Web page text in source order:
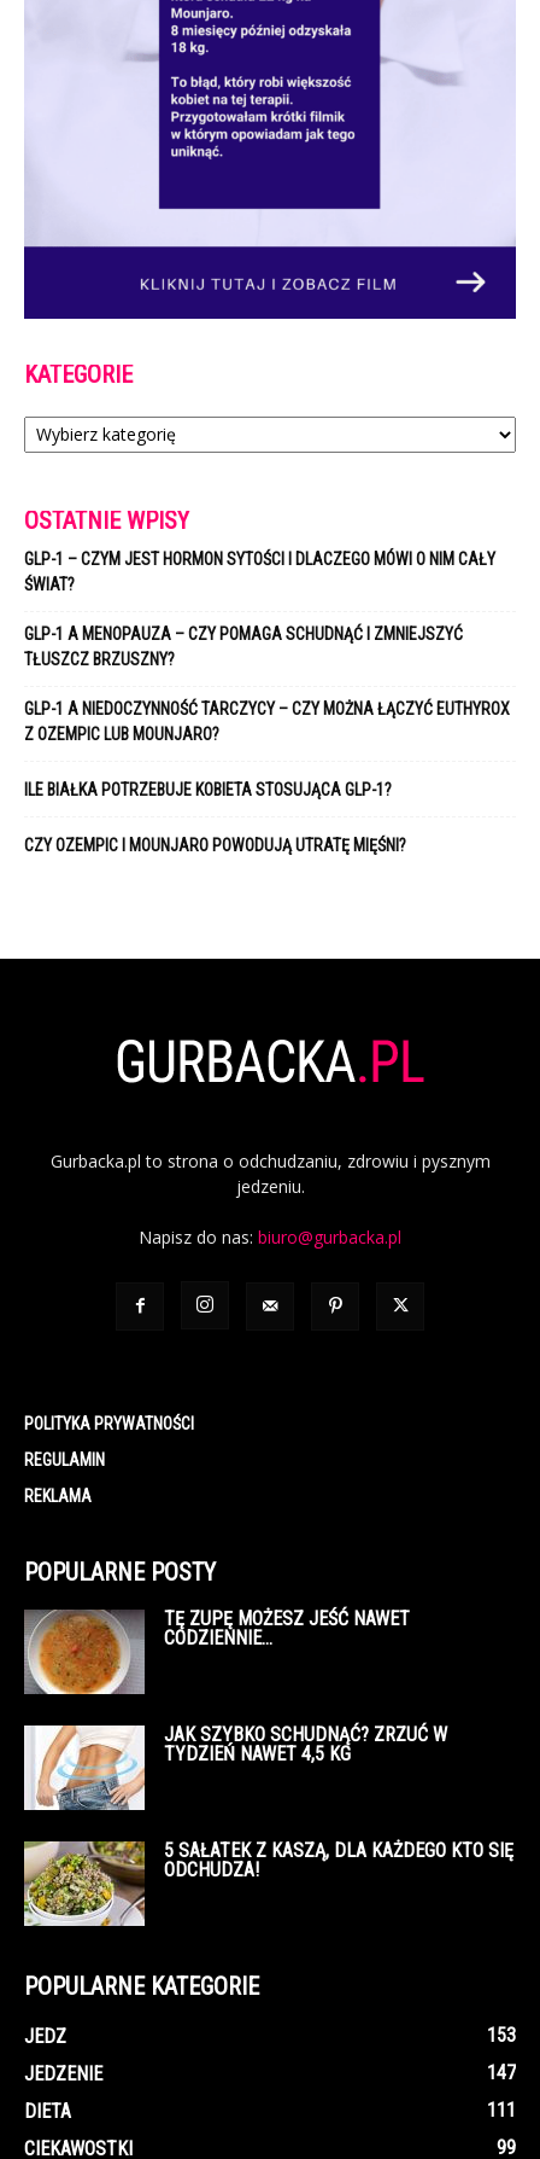
KATEGORIE
Kategorie
OSTATNIE WPISY
GLP-1 – CZYM JEST HORMON SYTOŚCI I DLACZEGO MÓWI O NIM CAŁY
ŚWIAT?
GLP-1 A MENOPAUZA – CZY POMAGA SCHUDNĄĆ I ZMNIEJSZYĆ
TŁUSZCZ BRZUSZNY?
GLP-1 A NIEDOCZYNNOŚĆ TARCZYCY – CZY MOŻNA ŁĄCZYĆ EUTHYROX
Z OZEMPIC LUB MOUNJARO?
ILE BIAŁKA POTRZEBUJE KOBIETA STOSUJĄCA GLP-1?
CZY OZEMPIC I MOUNJARO POWODUJĄ UTRATĘ MIĘŚNI?
Gurbacka.pl to strona o odchudzaniu, zdrowiu i pysznym
jedzeniu.
Napisz do nas: biuro@gurbacka.pl
POLITYKA PRYWATNOŚCI
REGULAMIN
REKLAMA
POPULARNE POSTY
TĘ ZUPĘ MOŻESZ JEŚĆ NAWET
CODZIENNIE…
JAK SZYBKO SCHUDNĄĆ? ZRZUĆ W
TYDZIEŃ NAWET 4,5 KG
5 SAŁATEK Z KASZĄ, DLA KAŻDEGO KTO SIĘ
ODCHUDZA!
POPULARNE KATEGORIE
JEDZ
153
JEDZENIE
147
DIETA
111
CIEKAWOSTKI
99